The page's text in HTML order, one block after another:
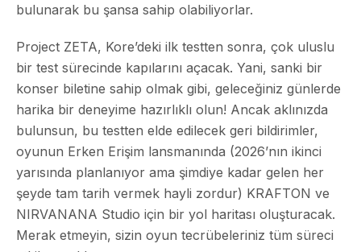
bulunarak bu şansa sahip olabiliyorlar.
Project ZETA, Kore’deki ilk testten sonra, çok uluslu
bir test sürecinde kapılarını açacak. Yani, sanki bir
konser biletine sahip olmak gibi, geleceğiniz günlerde
harika bir deneyime hazırlıklı olun! Ancak aklınızda
bulunsun, bu testten elde edilecek geri bildirimler,
oyunun Erken Erişim lansmanında (2026’nın ikinci
yarısında planlanıyor ama şimdiye kadar gelen her
şeyde tam tarih vermek hayli zordur) KRAFTON ve
NIRVANANA Studio için bir yol haritası oluşturacak.
Merak etmeyin, sizin oyun tecrübeleriniz tüm süreci